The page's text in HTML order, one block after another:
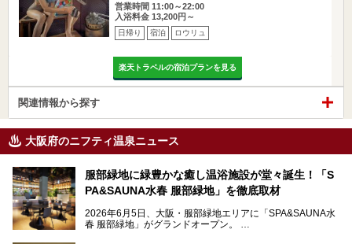
営業時間 11:00～22:00
入浴料金 13,200円～
日帰り 宿泊 ロウリュ
楽天トラベルの宿泊プランを見る
関連情報から探す
大阪府のニフティ温泉ニュース
服部緑地に緑豊かな癒し温浴施設が堂々誕生！「S
PA&SAUNA水春 服部緑地」を徹底取材
2026年6月5日、大阪・服部緑地エリアに「SPA&SAUNA水
春 服部緑地」がグランドオープン。